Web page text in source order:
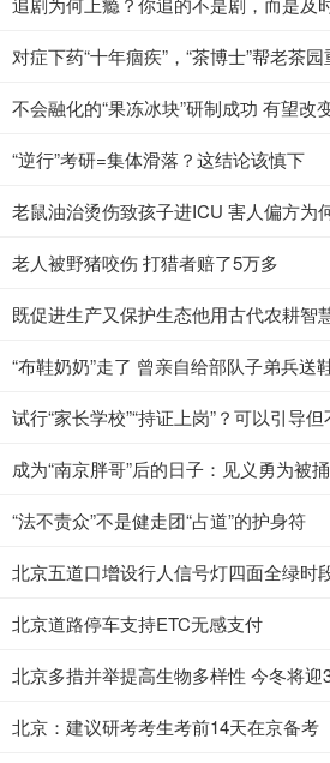
对症下药“十年痼疾”，“茶博士”帮老茶
不会融化的“果冻冰块”研制成功 有望改
“逆行”考研=集体滑落？这结论该慎下
老鼠油治烫伤致孩子进ICU 害人偏方为
老人被野猪咬伤 打猎者赔了5万多
既促进生产又保护生态他用古代农耕智
“布鞋奶奶”走了 曾亲自给部队子弟兵送
试行“家长学校”“持证上岗”？可以引导但
成为“南京胖哥”后的日子：见义勇为被
“法不责众”不是健走团“占道”的护身符
北京五道口增设行人信号灯四面全绿时
北京道路停车支持ETC无感支付
北京多措并举提高生物多样性 今冬将迎
北京：建议研考考生考前14天在京备考